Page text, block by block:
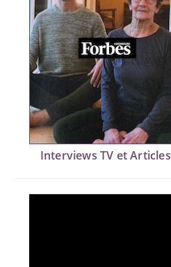
Interviews TV et Articles